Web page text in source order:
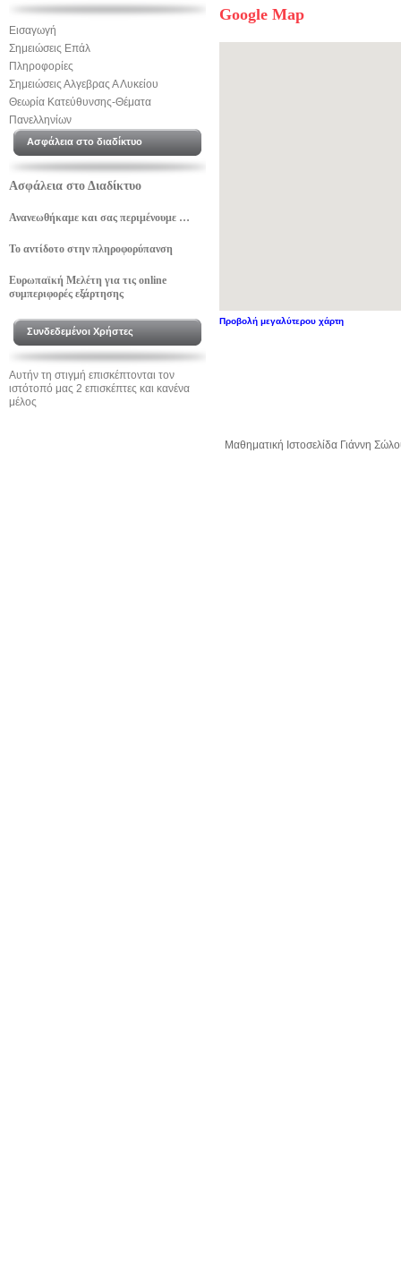
Εισαγωγή
Σημειώσεις Επάλ
Πληροφορίες
Σημειώσεις Αλγεβρας Α Λυκείου
Θεωρία Κατεύθυνσης-Θέματα
Πανελληνίων
Ασφάλεια στο διαδίκτυο
Ασφάλεια στο Διαδίκτυο
Ανανεωθήκαμε και σας περιμένουμε …
Το αντίδοτο στην πληροφορύπανση
Ευρωπαϊκή Μελέτη για τις online
συμπεριφορές εξάρτησης
Συνδεδεμένοι Χρήστες
Αυτήν τη στιγμή επισκέπτονται τον
ιστότοπό μας 2 επισκέπτες και κανένα
μέλος
Google Map
Προβολή μεγαλύτερου χάρτη
Μαθηματική Ιστοσελίδα Γιάννη